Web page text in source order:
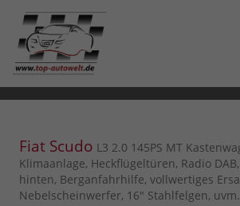
Fiat Scudo L3 2.0 145PS MT
Klimaanlage, Heckflügeltüren, Radio
hinten, Berganfahrhilfe, vollwertiges
Nebelscheinwerfer, 16" Stahlfelgen, uvm.